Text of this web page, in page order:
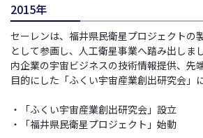
2015年
セーレンは、福井県民衛星プロジェクトの
として参画し、人工衛星事業へ踏み出しま
内企業の宇宙ビジネスの技術情報提供、先
目的にした「ふくい宇宙産業創出研究会」
・「ふくい宇宙産業創出研究会」設立
・「福井県民衛星プロジェクト」始動